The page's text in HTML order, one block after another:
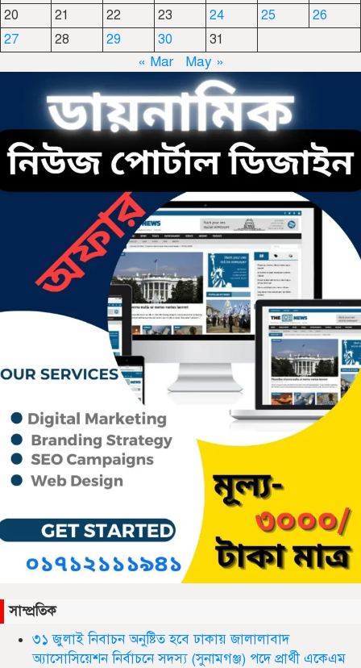
দোয়ারাবাজারে নামে-বেনামে চলছে
খাসজমি দখলের প্রতিযোগিতা : নির্লিপ্ত
প্রশাসন
ছাতকে রুনা-হামিদ সমাচার, কর্তৃপক্ষ
নিরব
ছাতকে এক স্কুল ছাত্রী পাশবিকতার
শিকার অভিযুক্ত
ছাতক থানার পুলিশ সদস্য সংগীতে শ্রেষ্ঠ
শিল্পী নির্বাচিত
ছাতকের নবাগত ইউএনও’র সাথে
প্রেসক্লাব নেতৃবৃন্দের সাক্ষাত
কথাসাহিত্যিক রাবেয়া খাতুন আর নেই
সিলেট ওসমানী আন্তর্জাতিক বিমানবন্দরে
সংবর্ধিত হলেন আওলাদ আলী রেজা
নতুন জেলা প্রশাসকের যোগদান, বিদায়
নিলেন আব্দুল আহাদ
20
21 22 23 24 25
26
27
28 29 30 31
« Mar May »
সাম্প্রতিক
৩১ জুলাই নিবাচন অনু‌ষ্টিত হ‌বে ঢাকায় জালালাবাদ
অ্যাসোসিয়েশন নির্বাচনে সদস্য (সুনামগঞ্জ) পদে প্রার্থী একেএম